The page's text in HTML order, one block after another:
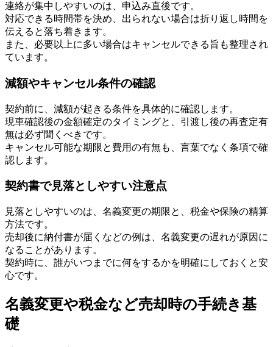
連絡が集中しやすいのは、申込み直後です。
対応できる時間帯を決め、出られない場合は折り返し時間を
伝えると落ち着きます。
また、必要以上に多い場合はキャンセルできる旨も整理され
ています。
減額やキャンセル条件の確認
契約前に、減額が起きる条件を具体的に確認します。
現車確認後の金額確定のタイミングと、引渡し後の再査定有
無は必ず聞くべきです。
キャンセル可能な期限と費用の有無も、言葉でなく条項で確
認します。
契約書で見落としやすい注意点
見落としやすいのは、名義変更の期限と、税金や保険の精算
方法です。
売却後に納付書が届くなどの例は、名義変更の遅れが原因に
なることがあります。
契約時に、誰がいつまでに何をするかを明確にしておくと安
心です。
名義変更や税金など売却時の手続き基
礎